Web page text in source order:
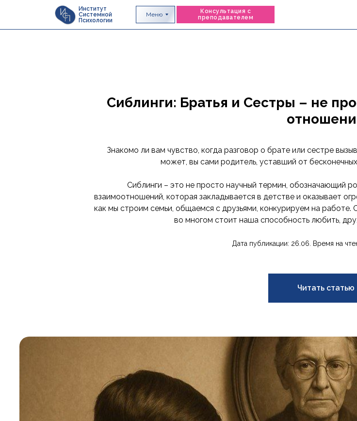
Институт
Системной
Психологии
Консультация с
преподавателем
Меню
Сиблинги: Братья и Сестры – не
Знакомо ли вам чувство, когда разговор о брате или сестре
может, вы сами родитель, уставший от
Сиблинги – это не просто научный термин, обозначающий
взаимоотношений, которая закладывается в детстве и оказывает
как мы строим семьи, общаемся с друзьями, конкурируем на
во многом стоит наша способность любить,
Дата публикации: 26.06. Время на
Читать статью